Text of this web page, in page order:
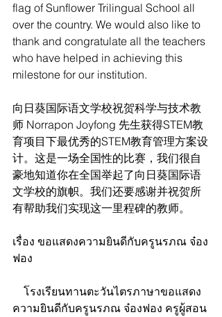
flag of Sunflower Trilingual School all
over the country. We would also like to
thank and congratulate all the teachers
who have helped in achieving this
milestone for our institution.
向日葵国际语文学校祝贺科学与技术教
师 Norrapon Joyfong 先生获得STEM教
育项目下最优秀的STEM教育管理方案设
计。这是一场全国性的比赛，我们很自
豪地知道你在全国举起了向日葵国际语
文学校的旗帜。我们还要感谢并祝贺所
有帮助我们实现这一里程碑的教师。
เรื่อง ขอแสดงความยินดีกับครูนรภณ จ๋อง
ฟอง
ความยินดีกับครูนรภณ จ๋องฟอง ครูผู้สอน